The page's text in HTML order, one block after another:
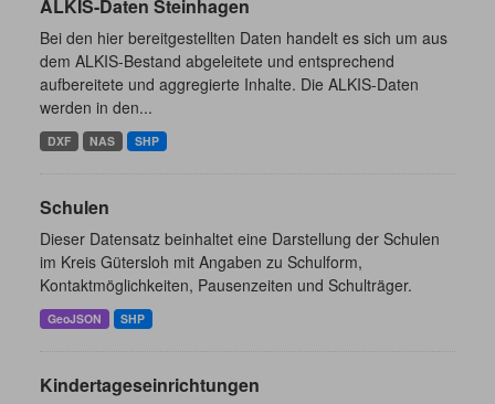
ALKIS-Daten Steinhagen
Bei den hier bereitgestellten Daten handelt es sich um aus
dem ALKIS-Bestand abgeleitete und entsprechend
aufbereitete und aggregierte Inhalte. Die ALKIS-Daten
werden in den...
DXF NAS SHP
Schulen
Dieser Datensatz beinhaltet eine Darstellung der Schulen
im Kreis Gütersloh mit Angaben zu Schulform,
Kontaktmöglichkeiten, Pausenzeiten und Schulträger.
GeoJSON SHP
Kindertageseinrichtungen